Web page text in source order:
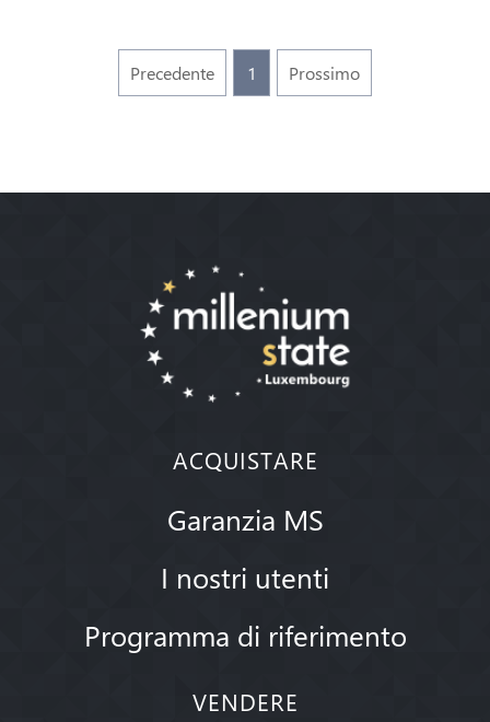
Precedente 1 Prossimo
ACQUISTARE
Garanzia MS
I nostri utenti
Programma di riferimento
VENDERE